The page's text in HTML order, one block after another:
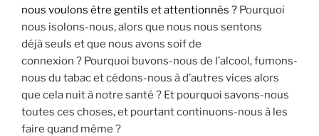
nous voulons être gentils et attentionnés ? Pourquoi
nous isolons-nous, alors que nous nous sentons
déjà seuls et que nous avons soif de
connexion ? Pourquoi buvons-nous de l’alcool, fumons-
nous du tabac et cédons-nous à d’autres vices alors
que cela nuit à notre santé ? Et pourquoi savons-nous
toutes ces choses, et pourtant continuons-nous à les
faire quand même ?